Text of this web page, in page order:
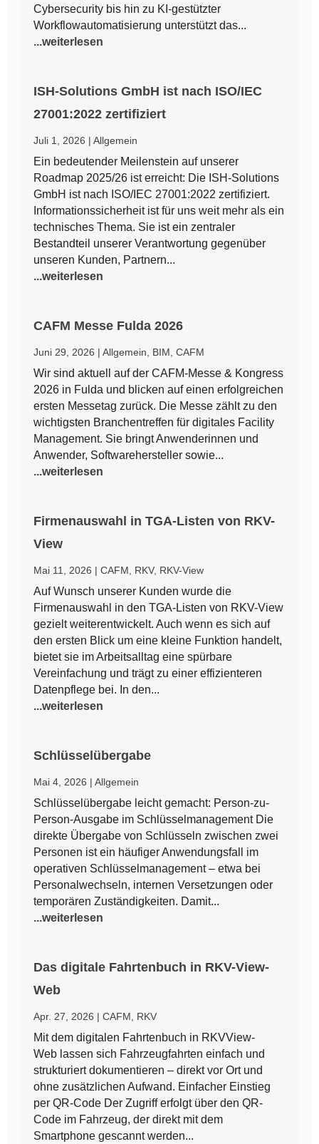
Cybersecurity bis hin zu KI-gestützter
Workflowautomatisierung unterstützt das...
...weiterlesen
ISH-Solutions GmbH ist nach ISO/IEC
27001:2022 zertifiziert
Juli 1, 2026 |Allgemein
Ein bedeutender Meilenstein auf unserer
Roadmap 2025/26 ist erreicht: Die ISH-Solutions
GmbH ist nach ISO/IEC 27001:2022 zertifiziert.
Informationssicherheit ist für uns weit mehr als ein
technisches Thema. Sie ist ein zentraler
Bestandteil unserer Verantwortung gegenüber
unseren Kunden, Partnern...
...weiterlesen
CAFM Messe Fulda 2026
Juni 29, 2026 |Allgemein BIM ,CAFM
Wir sind aktuell auf der CAFM-Messe & Kongress
2026 in Fulda und blicken auf einen erfolgreichen
ersten Messetag zurück. Die Messe zählt zu den
wichtigsten Branchentreffen für digitales Facility
Management. Sie bringt Anwenderinnen und
Anwender, Softwarehersteller sowie...
...weiterlesen
Firmenauswahl in TGA-Listen von RKV-
View
Mai 11, 2026 |CAFM RKV, RKV-View
Auf Wunsch unserer Kunden wurde die
Firmenauswahl in den TGA-Listen von RKV-View
gezielt weiterentwickelt. Auch wenn es sich auf
den ersten Blick um eine kleine Funktion handelt,
bietet sie im Arbeitsalltag eine spürbare
Vereinfachung und trägt zu einer effizienteren
Datenpflege bei. In den...
...weiterlesen
Schlüsselübergabe
Mai 4, 2026 |Allgemein
Schlüsselübergabe leicht gemacht: Person-zu-
Person-Ausgabe im Schlüsselmanagement Die
direkte Übergabe von Schlüsseln zwischen zwei
Personen ist ein häufiger Anwendungsfall im
operativen Schlüsselmanagement – etwa bei
Personalwechseln, internen Versetzungen oder
temporären Zuständigkeiten. Damit...
...weiterlesen
Das digitale Fahrtenbuch in RKV-View-
Web
Apr. 27, 2026 |CAFM RKV
Mit dem digitalen Fahrtenbuch in RKVView-
Web lassen sich Fahrzeugfahrten einfach und
strukturiert dokumentieren – direkt vor Ort und
ohne zusätzlichen Aufwand. Einfacher Einstieg
per QR-Code Der Zugriff erfolgt über den QR-
Code im Fahrzeug, der direkt mit dem
Smartphone gescannt werden...